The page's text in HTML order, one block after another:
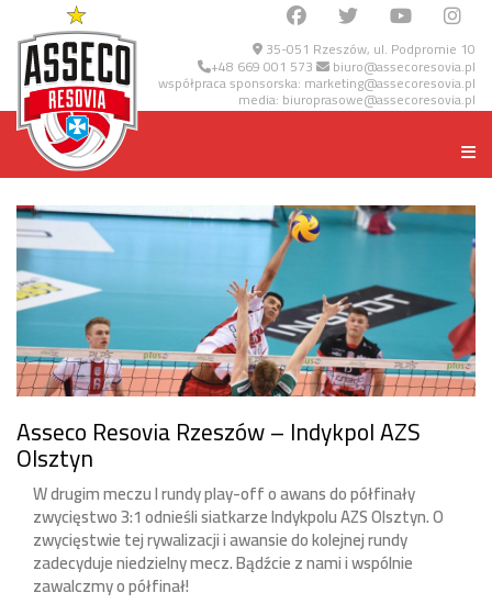
35-051 Rzeszów, ul. Podpromie 10
+48 669 001 573 biuro@assecoresovia.pl
współpraca sponsorska: marketing@assecoresovia.pl
media: biuroprasowe@assecoresovia.pl
Asseco Resovia Rzeszów – Indykpol AZS
Olsztyn
W drugim meczu I rundy play-off o awans do półfinały
zwycięstwo 3:1 odnieśli siatkarze Indykpolu AZS Olsztyn. O
zwycięstwie tej rywalizacji i awansie do kolejnej rundy
zadecyduje niedzielny mecz. Bądźcie z nami i wspólnie
zawalczmy o półfinał!